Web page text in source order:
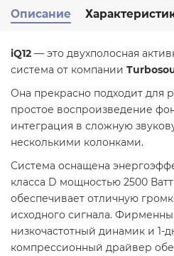
Описание
iQ12 — это двухполосная
система от компании
Она прекрасно подходит для
простое воспроизведение
интеграция в сложную
несколькими колонками.
Система оснащена
класса D мощностью 2500
обеспечивает отличную
исходного сигнала.
низкочастотный динамик и 1-
компрессионный драйвер